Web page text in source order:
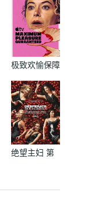
极致欢愉保障
绝望主妇 第